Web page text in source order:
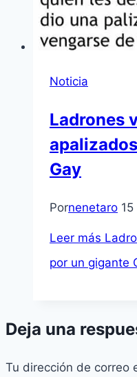
Noticia
Ladrones
Gay
Pornenetaro
Leer más
por un gigante
Deja una
Tu dirección de correo